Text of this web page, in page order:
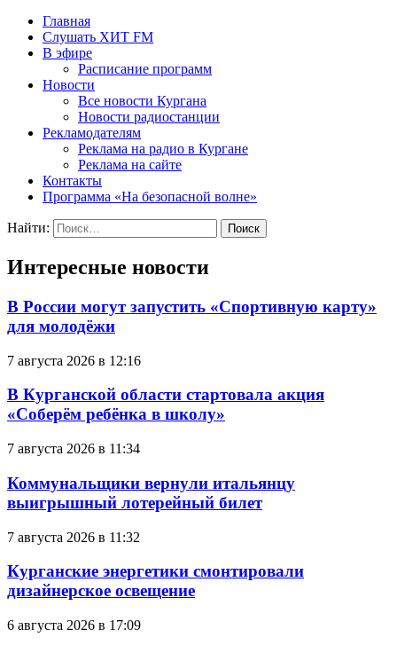
Главная
Слушать ХИТ FM
В эфире
Расписание программ
Новости
Все новости Кургана
Новости радиостанции
Рекламодателям
Реклама на радио в Кургане
Реклама на сайте
Контакты
Программа «На безопасной волне»
Найти:
Интересные новости
В России могут запустить «Спортивную карту»
для молодёжи
7 августа 2026 в 12:16
В Курганской области стартовала акция
«Соберём ребёнка в школу»
7 августа 2026 в 11:34
Коммунальщики вернули итальянцу
выигрышный лотерейный билет
7 августа 2026 в 11:32
Курганские энергетики смонтировали
дизайнерское освещение
6 августа 2026 в 17:09